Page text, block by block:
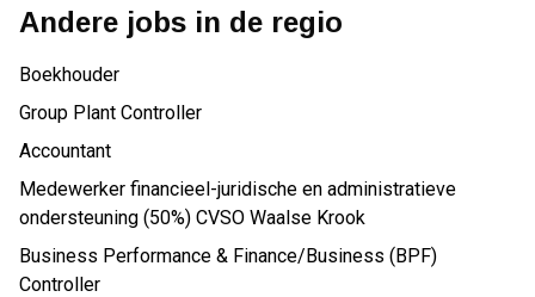
Andere jobs in de regio
Boekhouder
Group Plant Controller
Accountant
Medewerker financieel-juridische en administratieve
ondersteuning (50%) CVSO Waalse Krook
Business Performance & Finance/Business (BPF)
Controller